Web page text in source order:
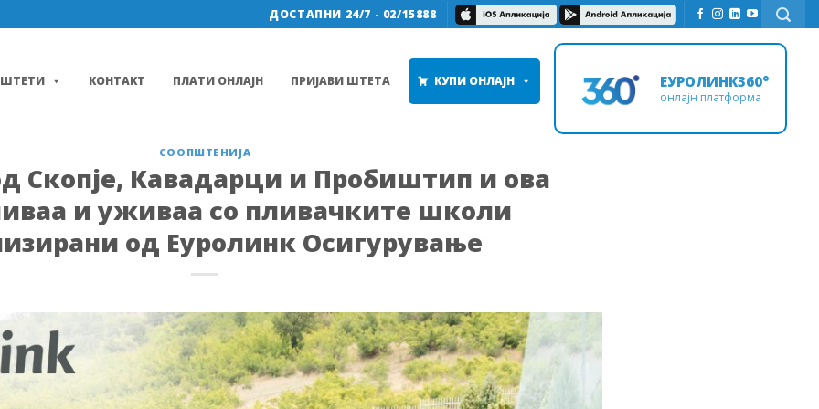
ДОСТАПНИ 24/7 - 02/15888
ШТЕТИ КОНТАКТ ПЛАТИ ОНЛАЈН ПРИЈАВИ ШТЕТА КУПИ ОНЛАЈН ЕУРОЛИНК360°
онлајн платформа
СООПШТЕНИЈА
Скопје, Кавадарци и Пробиштип и ова
и уживаа со пливачките школи
од Еуролинк Осигурување